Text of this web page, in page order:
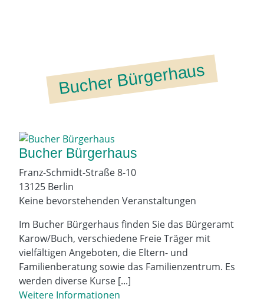
Bucher Bürgerhaus
Bucher Bürgerhaus
Franz-Schmidt-Straße 8-10
13125 Berlin
Keine bevorstehenden Veranstaltungen
Im Bucher Bürgerhaus finden Sie das Bürgeramt
Karow/Buch, verschiedene Freie Träger mit
vielfältigen Angeboten, die Eltern- und
Familienberatung sowie das Familienzentrum. Es
werden diverse Kurse [...]
Weitere Informationen